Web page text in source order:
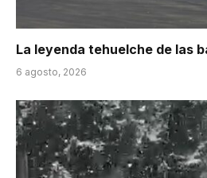
La leyenda tehuelche de las
6 agosto, 2026